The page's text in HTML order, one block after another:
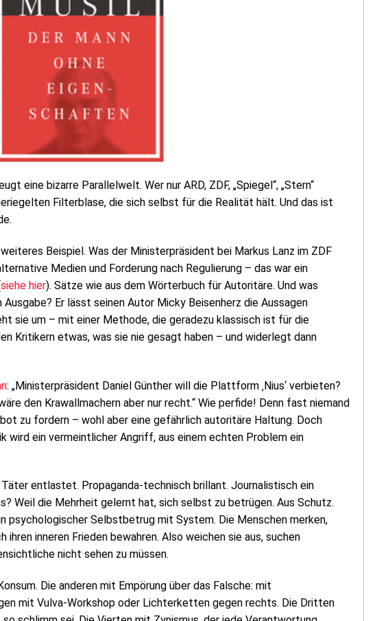
eine bizarre Parallelwelt. Wer nur ARD, ZDF, „Spiegel“, „Stern“
Filterblase, die sich selbst für die Realität hält. Und das ist
Beispiel. Was der Ministerpräsident bei Markus Lanz im ZDF
Medien und Forderung nach Regulierung – das war ein
siehe hier). Sätze wie aus dem Wörterbuch für Autoritäre. Und was
Ausgabe? Er lässt seinen Autor Micky Beisenherz die Aussagen
sie um – mit einer Methode, die geradezu klassisch ist für die
Kritikern etwas, was sie nie gesagt haben – und widerlegt dann
: „Ministerpräsident Daniel Günther will die Plattform ‚Nius‘ verbieten?
den Krawallmachern aber nur recht.“ Wie perfide! Denn fast niemand
zu fordern – wohl aber eine gefährlich autoritäre Haltung. Doch
wird ein vermeintlicher Angriff, aus einem echten Problem ein
entlastet. Propaganda-technisch brillant. Journalistisch ein
Weil die Mehrheit gelernt hat, sich selbst zu betrügen. Aus Schutz.
psychologischer Selbstbetrug mit System. Die Menschen merken,
inneren Frieden bewahren. Also weichen sie aus, suchen
nicht sehen zu müssen.
Die anderen mit Empörung über das Falsche: mit
mit Vulva-Workshop oder Lichterketten gegen rechts. Die Dritten